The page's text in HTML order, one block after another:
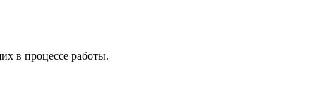
в процессе работы.